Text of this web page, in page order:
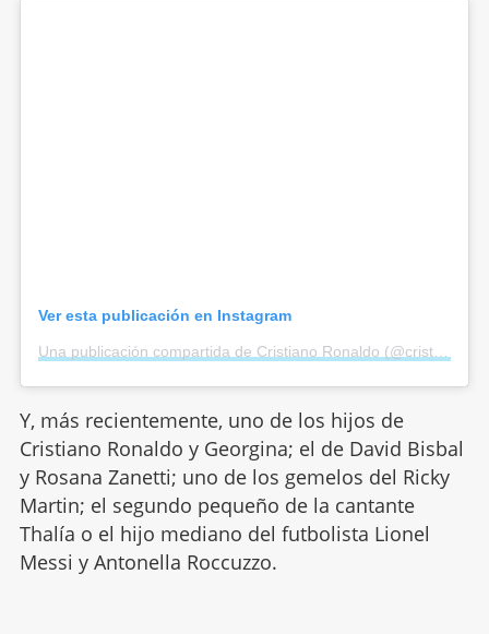
Ver esta publicación en Instagram
Una publicación compartida de Cristiano Ronaldo (@cristiano)
Y, más recientemente, uno de los hijos de
Cristiano Ronaldo y Georgina; el de David Bisbal
y Rosana Zanetti; uno de los gemelos del Ricky
Martin; el segundo pequeño de la cantante
Thalía o el hijo mediano del futbolista Lionel
Messi y Antonella Roccuzzo.